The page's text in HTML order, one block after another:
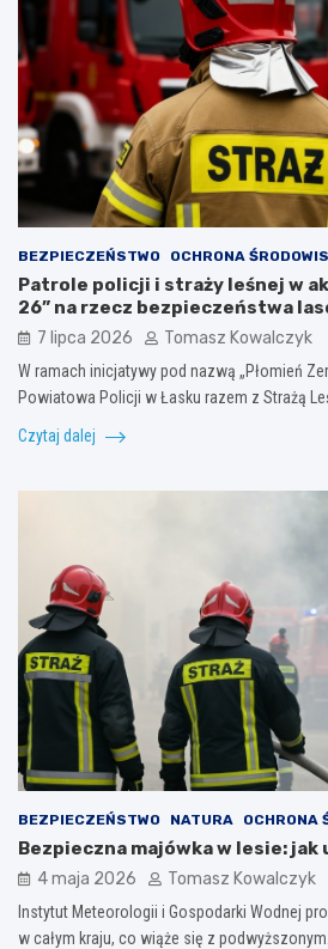
BEZPIECZEŃSTWO OCHRONA
Patrole policji i straży leśnej w
26” na rzecz bezpieczeństwa
7 lipca 2026 Tomasz Kowalczyk
W ramach inicjatywy pod nazwą „Płomień
Powiatowa Policji w Łasku razem z Strażą
Czytaj dalej
BEZPIECZEŃSTWO NATURA OCHRONA
Bezpieczna majówka w lesie: jak
4 maja 2026 Tomasz Kowalczyk
Instytut Meteorologii i Gospodarki Wodnej
w całym kraju, co wiąże się z podwyższonym…